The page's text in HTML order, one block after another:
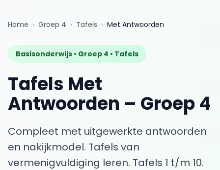
Home › Groep 4 › Tafels › Met Antwoorden
Basisonderwijs • Groep 4 • Tafels
Tafels Met
Antwoorden – Groep 4
Compleet met uitgewerkte antwoorden
en nakijkmodel. Tafels van
vermenigvuldiging leren. Tafels 1 t/m 10.